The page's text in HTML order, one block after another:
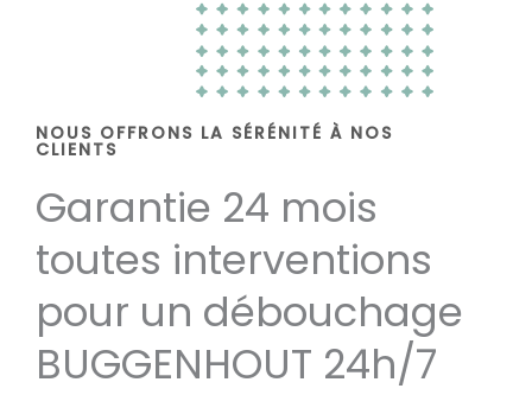
NOUS OFFRONS LA SÉRÉNITÉ À NOS
CLIENTS
Garantie 24 mois
toutes interventions
pour un débouchage
BUGGENHOUT 24h/7